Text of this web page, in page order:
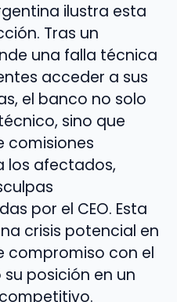
ilustra esta
Tras un
una falla técnica
acceder a sus
el banco no solo
sino que
comisiones
los afectados,
por el CEO. Esta
crisis potencial en
compromiso con el
posición en un